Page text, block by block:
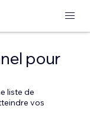
pour
liste de
vos